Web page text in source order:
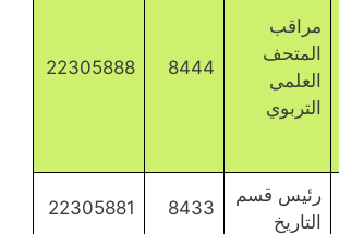
مراقب
المتحف
العلمي
التربوي
8444
22305888
رئيس قسم
التاريخ
8433
22305881